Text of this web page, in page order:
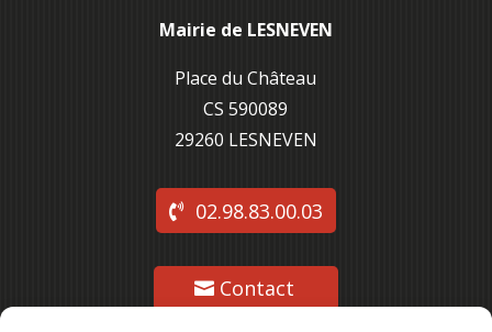
Mairie de LESNEVEN
Place du Château
CS 590089
29260 LESNEVEN
02.98.83.00.03
Contact